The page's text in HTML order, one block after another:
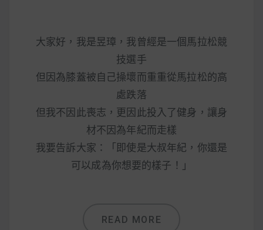
大家好，我是昱璋，我曾經是一個馬拉松競
技選手
但因為膝蓋被自己操壞而重重從馬拉松的高
處跌落
但我不因此喪志，更因此投入了健身，讓身
材不因為年紀而走樣
我要告訴大家：「即使是大叔年紀，你還是
可以成為你想要的樣子！」
READ MORE